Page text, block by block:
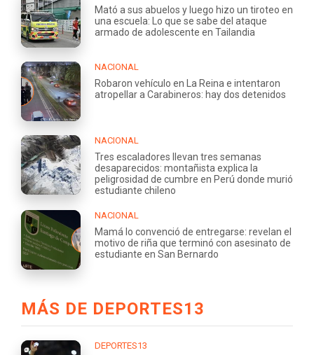
Mató a sus abuelos y luego hizo un tiroteo en
una escuela: Lo que se sabe del ataque
armado de adolescente en Tailandia
NACIONAL
Robaron vehículo en La Reina e intentaron
atropellar a Carabineros: hay dos detenidos
NACIONAL
Tres escaladores llevan tres semanas
desaparecidos: montañista explica la
peligrosidad de cumbre en Perú donde murió
estudiante chileno
NACIONAL
Mamá lo convenció de entregarse: revelan el
motivo de riña que terminó con asesinato de
estudiante en San Bernardo
MÁS DE DEPORTES13
DEPORTES13